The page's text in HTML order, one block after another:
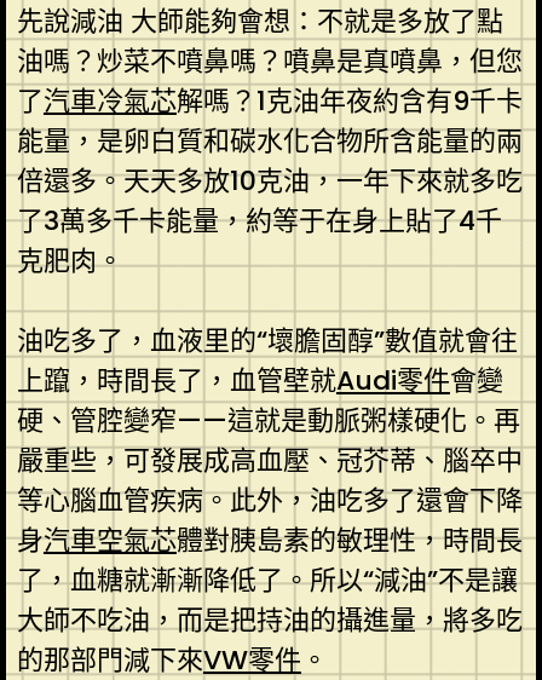
先說減油 大師能夠會想：不就是多放了點
油嗎？炒菜不噴鼻嗎？噴鼻是真噴鼻，但您
了汽車冷氣芯解嗎？1克油年夜約含有9千卡
能量，是卵白質和碳水化合物所含能量的兩
倍還多。天天多放10克油，一年下來就多吃
了3萬多千卡能量，約等于在身上貼了4千
克肥肉。
油吃多了，血液里的“壞膽固醇”數值就會往
上躥，時間長了，血管壁就Audi零件會變
硬、管腔變窄——這就是動脈粥樣硬化。再
嚴重些，可發展成高血壓、冠芥蒂、腦卒中
等心腦血管疾病。此外，油吃多了還會下降
身汽車空氣芯體對胰島素的敏理性，時間長
了，血糖就漸漸降低了。所以“減油”不是讓
大師不吃油，而是把持油的攝進量，將多吃
的那部門減下來VW零件 。